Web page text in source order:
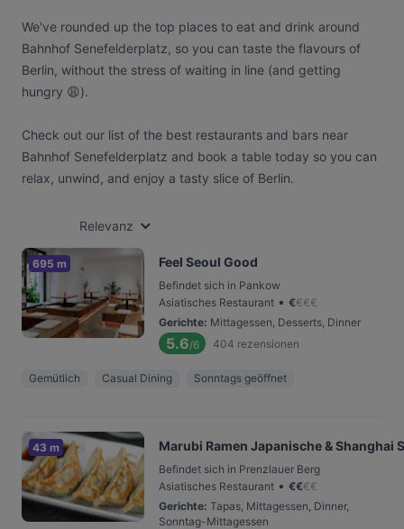
We've rounded up the top places to eat and drink around
Bahnhof Senefelderplatz, so you can taste the flavours of
Berlin, without the stress of waiting in line (and getting
hungry 😩).
Check out our list of the best restaurants and bars near
Bahnhof Senefelderplatz and book a table today so you can
relax, unwind, and enjoy a tasty slice of Berlin.
Relevanz
695 m Feel Seoul Good
Befindet sich in Pankow
Asiatisches Restaurant • €€€€
Gerichte: Mittagessen, Desserts, Dinner
5.6/6 404 rezensionen
Gemütlich Casual Dining Sonntags geöffnet
43 m Marubi Ramen Japanische & Shanghai
Befindet sich in Prenzlauer Berg
Asiatisches Restaurant • €€€€
Gerichte: Tapas, Mittagessen, Dinner,
Sonntag-Mittagessen